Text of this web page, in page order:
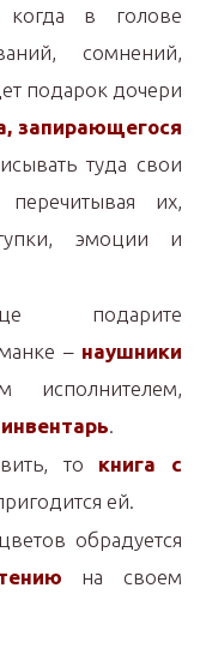
когда в голове
сомнений,
подарок дочери
запирающегося
туда свои
их,
эмоции и
подарите
– наушники
.
то книга с
ей.
обрадуется
на своем